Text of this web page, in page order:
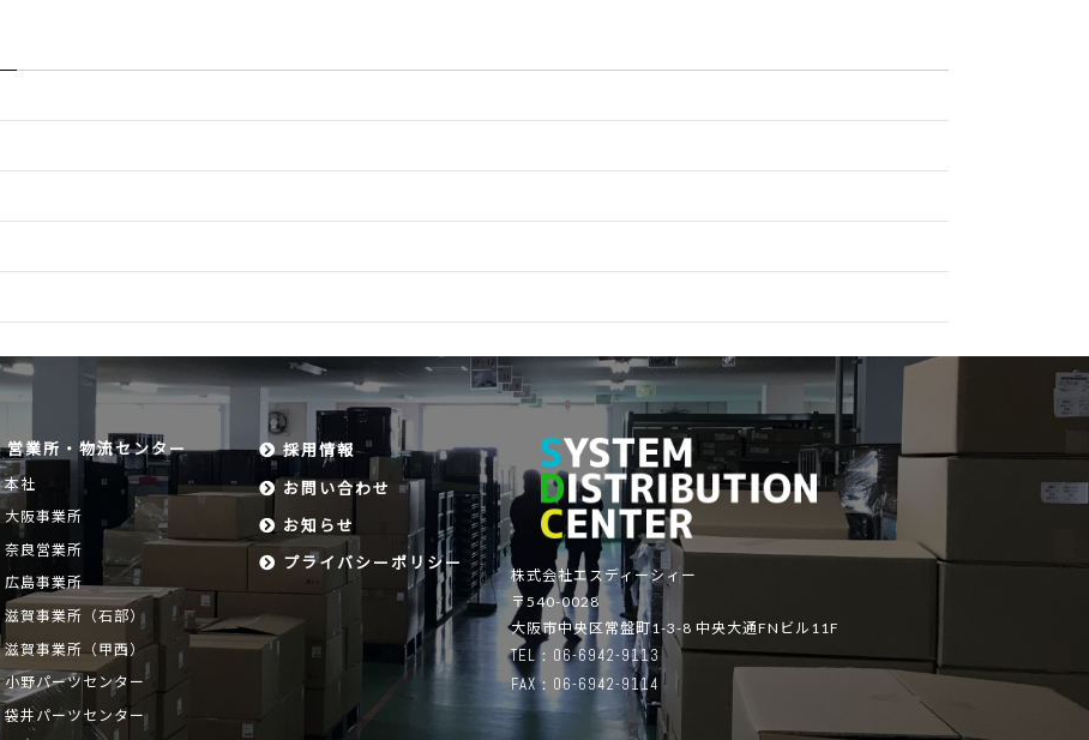
営業所・物流センター
本社
大阪事業所
奈良営業所
広島事業所
滋賀事業所（石部）
滋賀事業所（甲西）
小野パーツセンター
袋井パーツセンター
採用情報
お問い合わせ
お知らせ
プライバシーポリシー
株式会社エスディーシィー
〒540-0028
大阪市中央区常盤町1-3-8 中央大通FNビル11F
TEL：06-6942-9113
FAX：06-6942-9114